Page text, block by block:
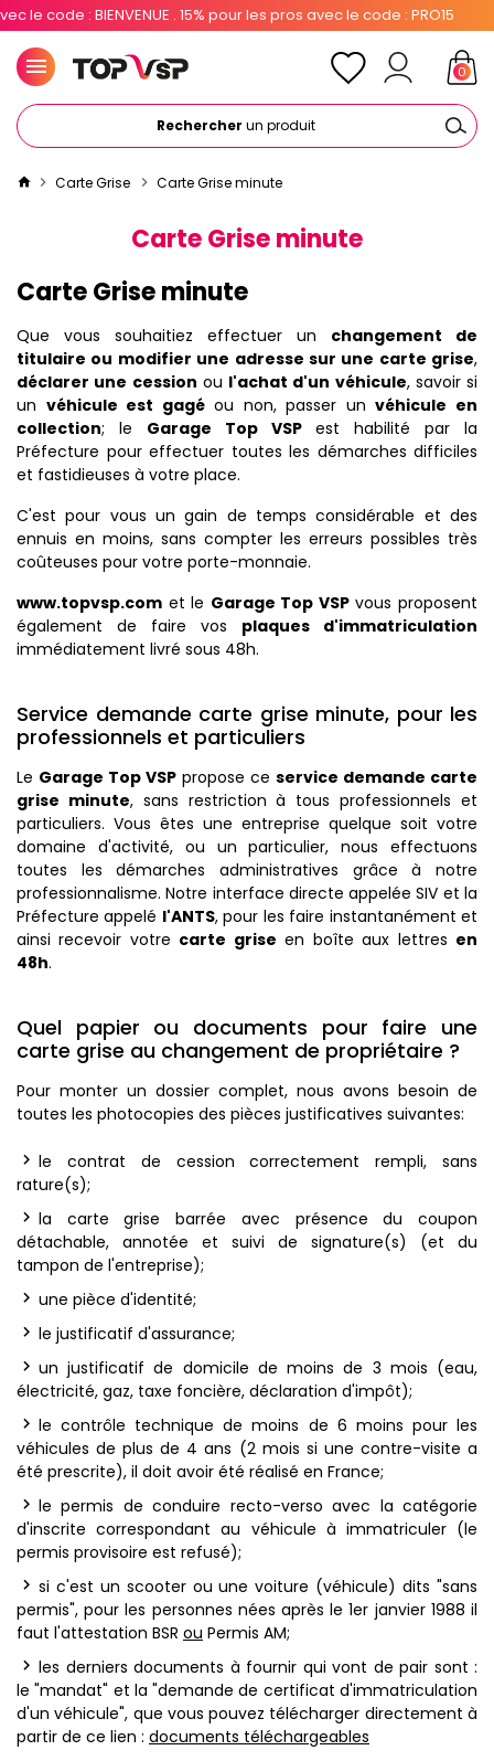
15% pour les pros avec le code : PRO15
Rechercher un produit
0
Carte Grise Carte Grise minute
Carte Grise minute
Carte Grise minute
Que vous souhaitiez effectuer un changement de
titulaire ou modifier une adresse sur une carte grise,
déclarer une cession ou l'achat d'un véhicule, savoir si
un véhicule est gagéou non, passer unvéhicule en
collection; le Garage Top VSPest habilité par la
Préfecture pour effectuer toutes les démarches difficiles
et fastidieuses à votre place.
C'est pour vous un gain de temps considérable et des
ennuis en moins, sans compter les erreurs possibles très
coûteuses pour votre porte-monnaie.
www.topvsp.com et le Garage Top VSPvous proposent
également de faire vos plaques d'immatriculation
immédiatement livré sous 48h.
Service demande carte grise minute, pour les
professionnels et particuliers
Le Garage Top VSP propose ce service demande carte
grise minute, sans restriction à tous professionnels et
particuliers. Vous êtes une entreprise quelque soit votre
domaine d'activité, ou un particulier, nous effectuons
toutes les démarches administratives grâce à notre
professionnalisme. Notre interface directe appelée SIV et la
Préfecture appelé l'ANTS, pour les faire instantanément et
ainsi recevoir votre carte grise en boîte aux lettres en
48h.
Quel papier ou documents pour faire une
carte grise au changement de propriétaire ?
Pour monter un dossier complet, nous avons besoin de
toutes les photocopies des pièces justificatives suivantes:
le contrat de cession correctement rempli, sans
rature(s);
la carte grise barrée avec présence du coupon
détachable, annotée et suivi de signature(s) (et du
tampon de l'entreprise);
une pièce d'identité;
le justificatif d'assurance;
un justificatif de domicile de moins de 3 mois (eau,
électricité, gaz, taxe foncière, déclaration d'impôt);
le contrôle technique de moins de 6 moins pour les
véhicules de plus de 4 ans (2 mois si une contre-visite a
été prescrite), il doit avoir été réalisé en France;
le permis de conduire recto-verso avec la catégorie
d'inscrite correspondant au véhicule à immatriculer (le
permis provisoire est refusé);
si c'est un scooter ou une voiture (véhicule) dits "sans
permis", pour les personnes nées après le 1er janvier 1988 il
faut l'attestation BSR ou Permis AM;
les derniers documents à fournir qui vont de pair sont :
le "mandat" et la "demande de certificat d'immatriculation
d'un véhicule", que vous pouvez télécharger directement à
partir de ce lien : documents téléchargeables